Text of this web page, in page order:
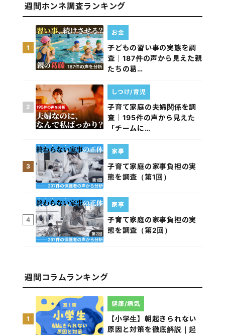
週間ホンネ調査ランキング
1
子どもの習い事の実態を調
査｜187件の声から見えた親
たちの葛…
お金
2
子育て家庭の夫婦関係を調
査｜195件の声から見えた
「チームに…
しつけ/育児
3
子育て家庭の家事負担の実
態を調査（第1回）
家事
4
子育て家庭の家事負担の実
態を調査（第2回）
家事
週間コラムランキング
1
【小学生】朝起きられない
原因と対策を徹底解説｜起
健康/病気